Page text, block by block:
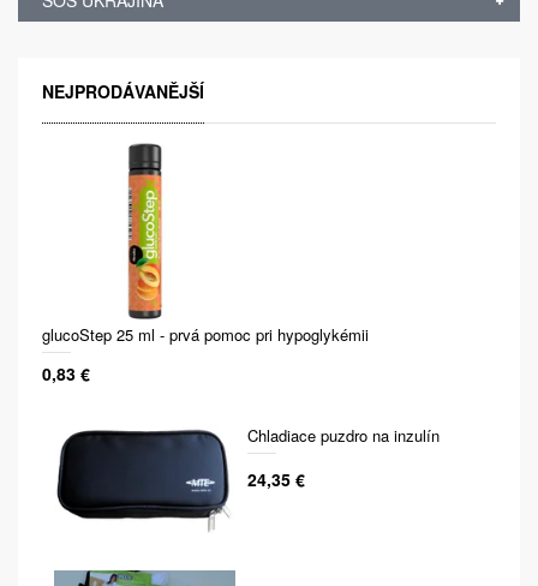
NEJPRODÁVANĚJŠÍ
glucoStep 25 ml - prvá pomoc pri hypoglykémii
0,83 €
Chladiace puzdro na inzulín
24,35 €